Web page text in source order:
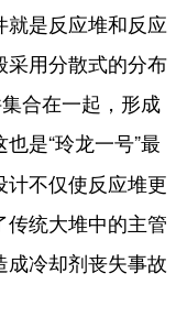
是反应堆和反应
采用分散式的分布
合在一起，形成
也是“玲龙一号”最
不仅使反应堆更
统大堆中的主管
冷却剂丧失事故